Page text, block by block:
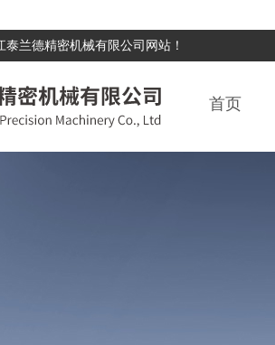
兰德精密机械有限公司网站！
首页